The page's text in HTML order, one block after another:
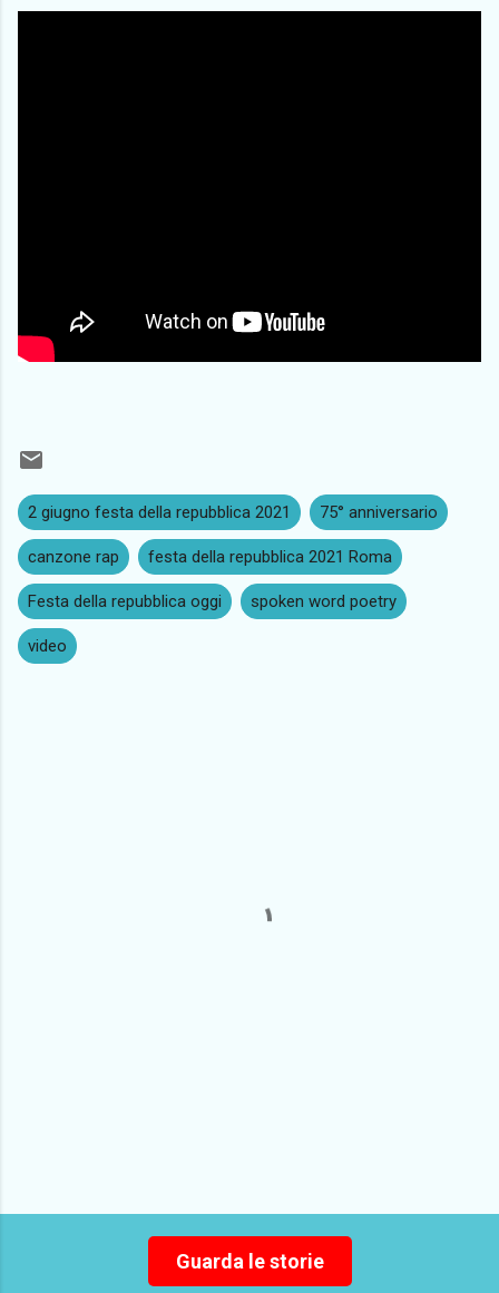
2 giugno festa della repubblica 2021 75° anniversario
canzone rap festa della repubblica 2021 Roma
Festa della repubblica oggi spoken word poetry
video
Guarda le storie